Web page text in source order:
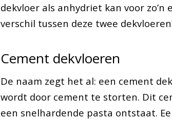
dekvloer als anhydriet kan voor
verschil tussen deze twee
Cement dekvloeren
De naam zegt het al: een cement
wordt door cement te storten. Dit
een snelhardende pasta ontstaat.